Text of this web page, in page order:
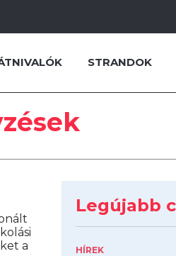
STRANDOK
a
Legújabb
HÍREK